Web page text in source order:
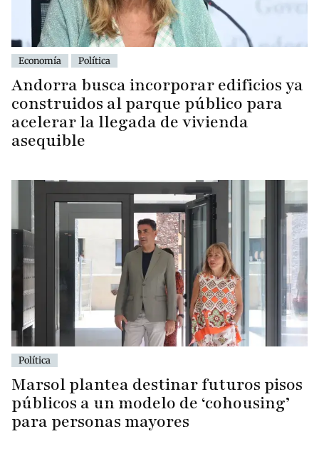
Economía Política
Andorra busca incorporar edificios ya
construidos al parque público para
acelerar la llegada de vivienda
asequible
Política
Marsol plantea destinar futuros pisos
públicos a un modelo de ‘cohousing’
para personas mayores